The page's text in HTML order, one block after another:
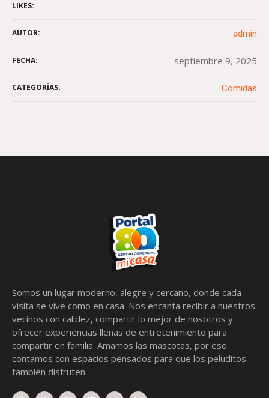
LIKES:
AUTOR: admin
FECHA: septiembre 9, 2025
CATEGORÍAS: Comidas
Somos un lugar moderno, alegre y cercano, donde cada
visita se vive como en casa. Nos encanta recibir a nuestros
vecinos con calidez, compartir lo mejor de nosotros y
ofrecer experiencias llenas de entretenimiento para
compartir en familia. Amamos las mascotas, por eso
contamos con espacios pensados para que los peluditos
también disfruten.